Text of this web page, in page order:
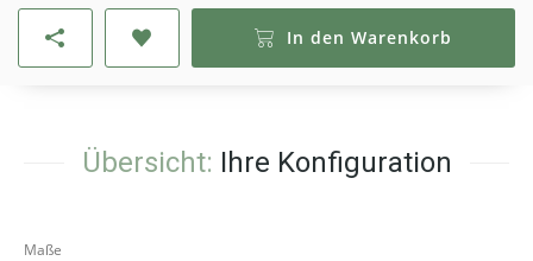
In den Warenkorb
Übersicht: Ihre Konfiguration
Maße